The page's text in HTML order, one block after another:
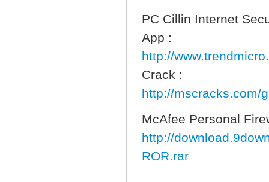
PC Cillin Internet
App :
http://
Crack :
http://mscracks.com/
McAfee Personal
http://
ROR.rar